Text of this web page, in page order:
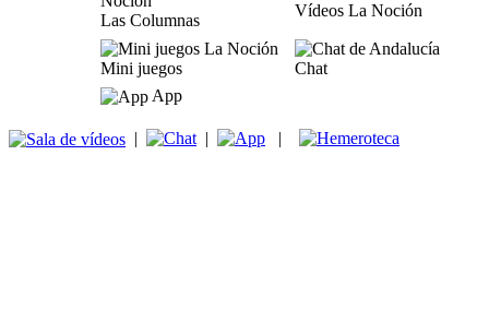
Las Columnas
Vídeos La Noción
Mini juegos
Chat
App
| | |